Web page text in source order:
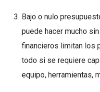
Bajo o nulo
puede hacer mucho
financieros limitan los
todo si se requiere
equipo, herramientas,